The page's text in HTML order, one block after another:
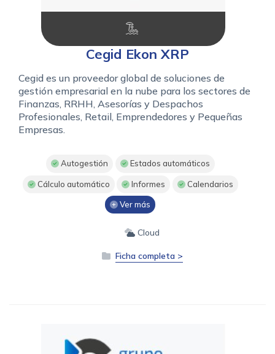
Cegid Ekon XRP
Cegid es un proveedor global de soluciones de
gestión empresarial en la nube para los sectores de
Finanzas, RRHH, Asesorías y Despachos
Profesionales, Retail, Emprendedores y Pequeñas
Empresas.
Autogestión Estados automáticos
Cálculo automático Informes Calendarios
Ver más
Cloud
Ficha completa >